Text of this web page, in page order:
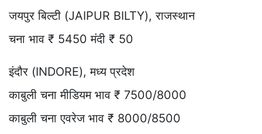
जयपुर बिल्टी (JAIPUR BILTY), राजस्थान
चना भाव ₹ 5450 मंदी ₹ 50
इंदौर (INDORE), मध्य प्रदेश
काबुली चना मीडियम भाव ₹ 7500/8000
काबुली चना एवरेज भाव ₹ 8000/8500